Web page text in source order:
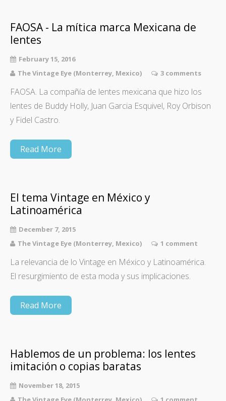
FAOSA - La mítica marca Mexicana de
lentes
February 15, 2016
The Vintage Eye (Monterrey, Mexico)
3 comments
FAOSA. La compañía de lentes mexicana que hizo los
lentes de Buddy Holly, Juan Garcia Esquivel, Roy Orbison
y Fidel Castro.
Read More
El tema Vintage en México y
Latinoamérica
December 7, 2015
The Vintage Eye (Monterrey, Mexico)
1 comment
La relevancia de lo Vintage en México y Latinoamérica.
El resurgimiento de esta moda y sus implicaciones.
Read More
Hablemos de un problema: los lentes
imitación o copias baratas
November 18, 2015